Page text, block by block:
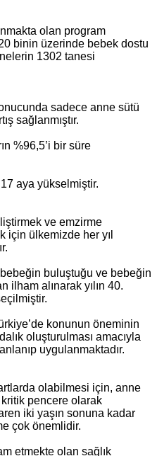
olan program
binin üzerinde bebek dostu
1302 tanesi
sadece anne sütü
sağlanmıştır.
%96,5’i bir süre
aya yükselmiştir.
ve emzirme
için ülkemizde her yıl
buluştuğu ve bebeğin
ilham alınarak yılın 40.
konunun öneminin
oluşturulması amacıyla
uygulanmaktadır.
olabilmesi için, anne
pencere olarak
iki yaşın sonuna kadar
çok önemlidir.
etmekte olan sağlık